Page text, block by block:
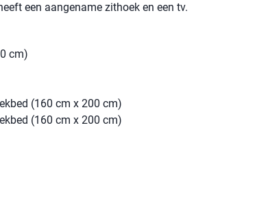
een aangename zithoek en een tv.
cm)
(160 cm x 200 cm)
(160 cm x 200 cm)